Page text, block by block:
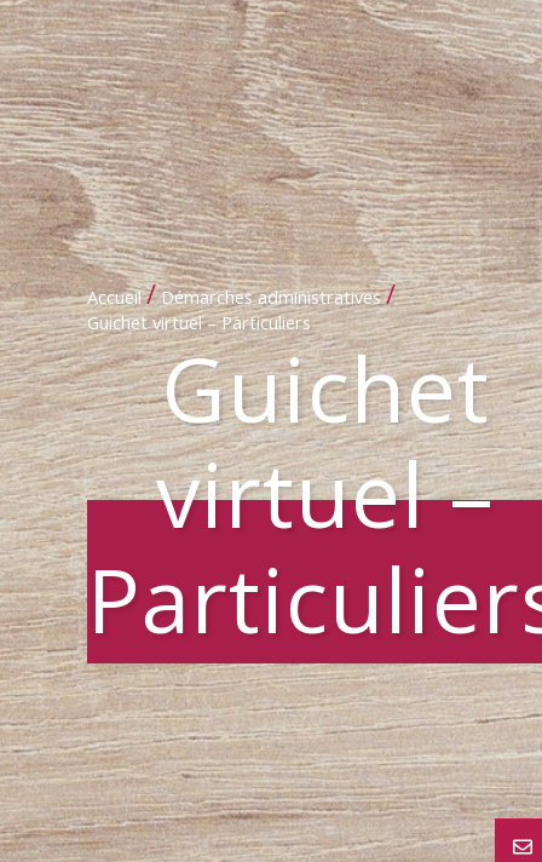
Accueil / Démarches administratives /
Guichet virtuel – Particuliers
Guichet
virtuel –